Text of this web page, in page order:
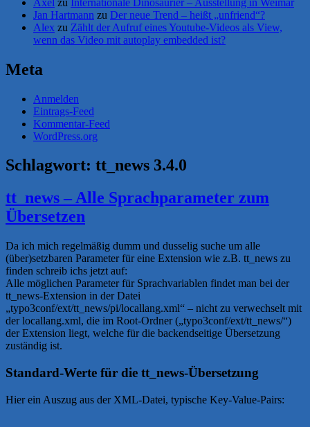
Jan Hartmann zu Der neue Trend – heißt „unfriend“?
Alex zu Zählt der Aufruf eines Youtube-Videos als View,
wenn das Video mit autoplay embedded ist?
Meta
Anmelden
Eintrags-Feed
Kommentar-Feed
WordPress.org
Schlagwort: tt_news 3.4.0
tt_news – Alle Sprachparameter zum
Übersetzen
Da ich mich regelmäßig dumm und dusselig suche um alle
(über)setzbaren Parameter für eine Extension wie z.B. tt_news zu
finden schreib ichs jetzt auf:
Alle möglichen Parameter für Sprachvariablen findet man bei der
tt_news-Extension in der Datei
„typo3conf/ext/tt_news/pi/locallang.xml“ – nicht zu verwechselt mit
der locallang.xml, die im Root-Ordner („typo3conf/ext/tt_news/“)
der Extension liegt, welche für die backendseitige Übersetzung
zuständig ist.
Standard-Werte für die tt_news-Übersetzung
Hier ein Auszug aus der XML-Datei, typische Key-Value-Pairs: